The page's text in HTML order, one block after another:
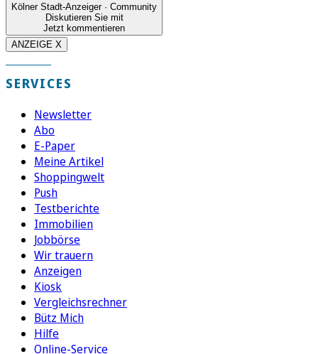
Kölner Stadt-Anzeiger · Community
Diskutieren Sie mit
Jetzt kommentieren
ANZEIGE X
SERVICES
Newsletter
Abo
E-Paper
Meine Artikel
Shoppingwelt
Push
Testberichte
Immobilien
Jobbörse
Wir trauern
Anzeigen
Kiosk
Vergleichsrechner
Bütz Mich
Hilfe
Online-Service